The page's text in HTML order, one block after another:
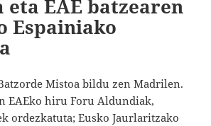
EAE batzearen
Espainiako
Mistoa bildu zen Madrilen.
EAEko hiru Foru Aldundiak,
ordezkatuta; Eusko Jaurlaritzako